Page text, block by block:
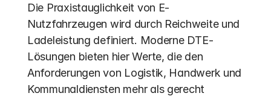
Die Praxistauglichkeit von E-
Nutzfahrzeugen wird durch Reichweite und
Ladeleistung definiert. Moderne DTE-
Lösungen bieten hier Werte, die den
Anforderungen von Logistik, Handwerk und
Kommunaldiensten mehr als gerecht